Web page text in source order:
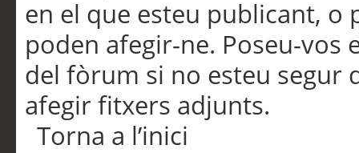
en el que esteu publicant,
poden afegir-ne. Poseu-vos
del fòrum si no esteu segur
afegir fitxers adjunts.
Torna a l’inici